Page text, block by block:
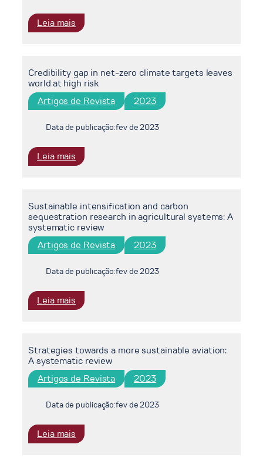
hydrogen
economy
Leia mais
Transmission
in
the
biodiesel
mandate
for
biodiesel
market
Credibility gap in net-zero climate targets leaves
world at high risk
Artigos de Revista 2023
Data de publicação:fev de 2023
Leia mais
Credibility
net-
zero
climate
targets
world
high
risk
Sustainable intensification and carbon
sequestration research in agricultural systems: A
systematic review
Artigos de Revista 2023
Data de publicação:fev de 2023
Leia mais
Sustainable
carbon
sequestration
research
in
agricultural
A
systematic
Strategies towards a more sustainable aviation:
A systematic review
Artigos de Revista 2023
Data de publicação:fev de 2023
Leia mais
Strategies